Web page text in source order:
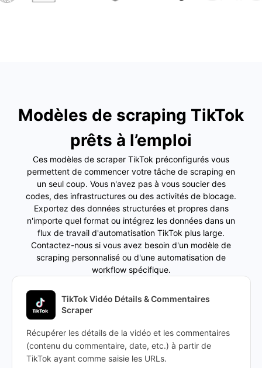
Modèles de scraping TikTok
prêts à l’emploi
Ces modèles de scraper TikTok préconfigurés vous
permettent de commencer votre tâche de scraping en
un seul coup. Vous n'avez pas à vous soucier des
codes, des infrastructures ou des activités de blocage.
Exportez des données structurées et propres dans
n'importe quel format ou intégrez les données dans un
flux de travail d'automatisation TikTok plus large.
Contactez-nous si vous avez besoin d'un modèle de
scraping personnalisé ou d'une automatisation de
workflow spécifique.
TikTok Vidéo Détails & Commentaires
Scraper
Récupérer les détails de la vidéo et les commentaires
(contenu du commentaire, date, etc.) à partir de
TikTok ayant comme saisie les URLs.